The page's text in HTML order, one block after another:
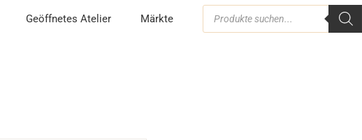
Geöffnetes Atelier Märkte